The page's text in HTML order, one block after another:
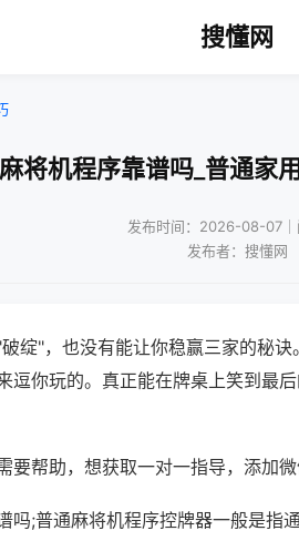
搜懂网
将机程序靠谱吗_普通家
发布时间：2026-08-07｜
发布者：搜懂网
绽"，也没有能让你稳赢三家的秘
逗你玩的。真正能在牌桌上笑到最
要帮助，想获取一对一指导，添加
吗;普通麻将机程序控牌器一般是指